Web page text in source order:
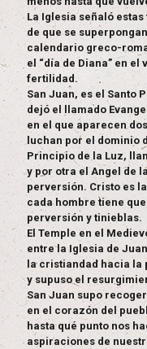
La Iglesia señaló
de que se
calendario greco-
el “día de Diana” en
fertilidad.
San Juan, es el Santo
dejó el llamado
en el que aparecen
luchan por el dominio
Principio de la Luz,
y por otra el Angel de
perversión. Cristo es
cada hombre tiene
perversión y tinieblas.
El Temple en el
entre la Iglesia de
la cristiandad hacia
y supuso el
San Juan supo
en el corazón del
hasta qué punto nos
aspiraciones de